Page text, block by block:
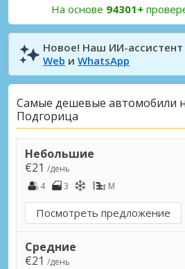
На основе 94301+
Новое! Наш ИИ-ассистент
Web и WhatsApp
Самые дешевые автомобили
Подгорица
Небольшие
€21 /день
4
3 M
Посмотреть предложение
Средние
€21 /день